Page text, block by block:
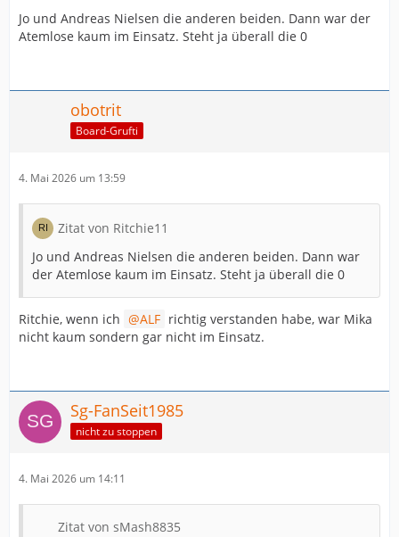
Jo und Andreas Nielsen die anderen beiden. Dann war der
Atemlose kaum im Einsatz. Steht ja überall die 0
obotrit
Board-Grufti
4. Mai 2026 um 13:59
Zitat von Ritchie11
Jo und Andreas Nielsen die anderen beiden. Dann war
der Atemlose kaum im Einsatz. Steht ja überall die 0
Ritchie, wenn ich ALF richtig verstanden habe, war Mika
nicht kaum sondern gar nicht im Einsatz.
Sg-FanSeit1985
nicht zu stoppen
4. Mai 2026 um 14:11
Zitat von sMash8835